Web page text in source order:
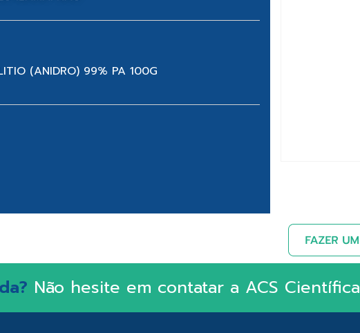
(ANIDRO) 99% PA 100G
Não hesite em contatar a ACS Científica